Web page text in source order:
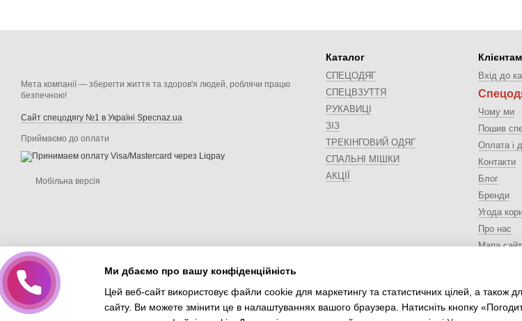
Мета компанії — зберегти життя та здоров'я людей, роблячи працю
безпечною!
Сайт спецодягу №1 в Україні Specnaz.ua
Приймаємо до оплати
Мобільна версія
Каталог
СПЕЦОДЯГ
СПЕЦВЗУТТЯ
РУКАВИЦІ
ЗІЗ
ТРЕКІНГОВИЙ ОДЯГ
СПАЛЬНІ МІШКИ
АКЦІЇ
Клієнтам
Вхід до
Чому ми
Пошив
Оплата і
Контакти
Блог
Бренди
Угода
Про нас
Мапа
Ми дбаємо про вашу конфіденційність
Цей веб-сайт використовує файли cookie для маркетингу та статистичних цілей, а також
сайту. Ви можете змінити це в налаштуваннях вашого браузера. Натисніть кнопку